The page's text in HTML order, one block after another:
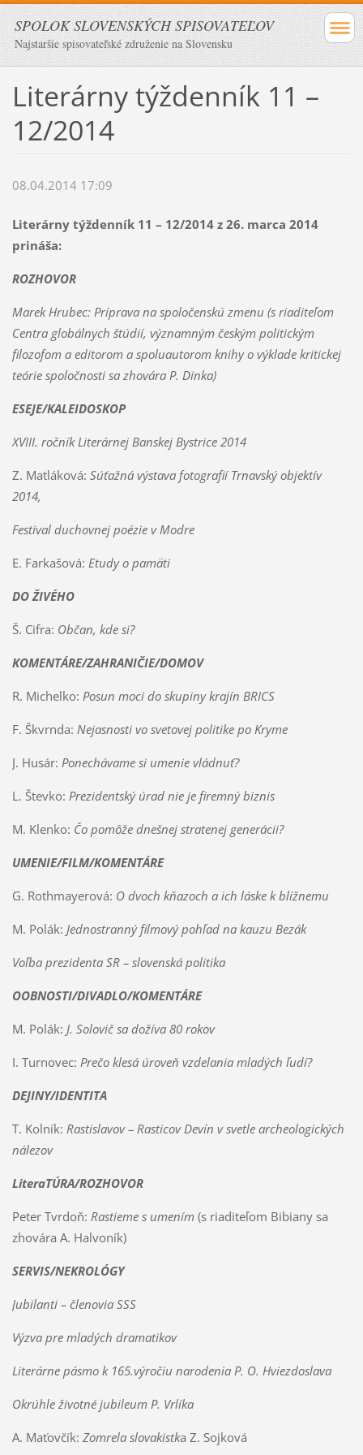
SPOLOK SLOVENSKÝCH SPISOVATEĽOV
Najstaršie spisovateľské združenie na Slovensku
Literárny týždenník 11 –
12/2014
08.04.2014 17:09
Literárny týždenník 11 – 12/2014 z 26. marca 2014
prináša:
ROZHOVOR
Marek Hrubec: Príprava na spoločenskú zmenu (s riaditeľom
Centra globálnych štúdií, významným českým politickým
filozofom a editorom a spoluautorom knihy o výklade kritickej
teórie spoločnosti sa zhovára P. Dinka)
ESEJE/KALEIDOSKOP
XVIII. ročník Literárnej Banskej Bystrice 2014
Z. Matláková: Súťažná výstava fotografií Trnavský objektív
2014,
Festival duchovnej poézie v Modre
E. Farkašová: Etudy o pamäti
DO ŽIVÉHO
Š. Cifra: Občan, kde si?
KOMENTÁRE/ZAHRANIČIE/DOMOV
R. Michelko: Posun moci do skupiny krajín BRICS
F. Škvrnda: Nejasnosti vo svetovej politike po Kryme
J. Husár: Ponechávame si umenie vládnuť?
L. Števko: Prezidentský úrad nie je firemný biznis
M. Klenko: Čo pomôže dnešnej stratenej generácii?
UMENIE/FILM/KOMENTÁRE
G. Rothmayerová: O dvoch kňazoch a ich láske k blížnemu
M. Polák: Jednostranný filmový pohľad na kauzu Bezák
Voľba prezidenta SR – slovenská politika
OOBNOSTI/DIVADLO/KOMENTÁRE
M. Polák: J. Solovič sa dožíva 80 rokov
I. Turnovec: Prečo klesá úroveň vzdelania mladých ľudí?
DEJINY/IDENTITA
T. Kolník: Rastislavov – Rasticov Devín v svetle archeologických
nálezov
LiteraTÚRA/ROZHOVOR
Peter Tvrdoň: Rastieme s umením (s riaditeľom Bibiany sa
zhovára A. Halvoník)
SERVIS/NEKROLÓGY
Jubilanti – členovia SSS
Výzva pre mladých dramatikov
Literárne pásmo k 165.výročiu narodenia P. O. Hviezdoslava
Okrúhle životné jubileum P. Vrlíka
A. Maťovčík: Zomrela slovakistka Z. Sojková